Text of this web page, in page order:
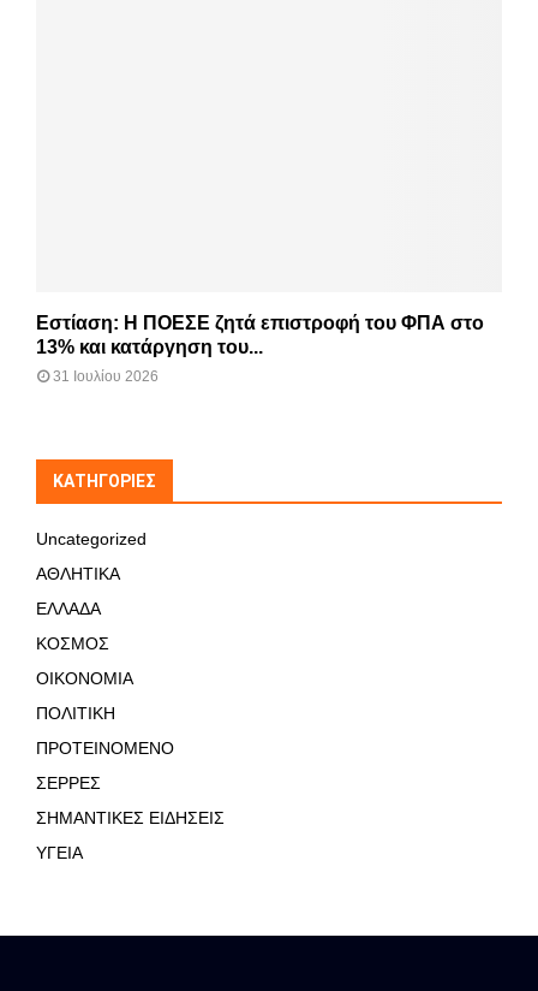
Εστίαση: Η ΠΟΕΣΕ ζητά επιστροφή του ΦΠΑ στο
13% και κατάργηση του...
31 Ιουλίου 2026
KΑΤΗΓΟΡΊΕΣ
Uncategorized
ΑΘΛΗΤΙΚΑ
ΕΛΛΑΔΑ
ΚΟΣΜΟΣ
ΟΙΚΟΝΟΜΙΑ
ΠΟΛΙΤΙΚΗ
ΠΡΟΤΕΙΝΟΜΕΝΟ
ΣΕΡΡΕΣ
ΣΗΜΑΝΤΙΚΕΣ ΕΙΔΗΣΕΙΣ
ΥΓΕΙΑ